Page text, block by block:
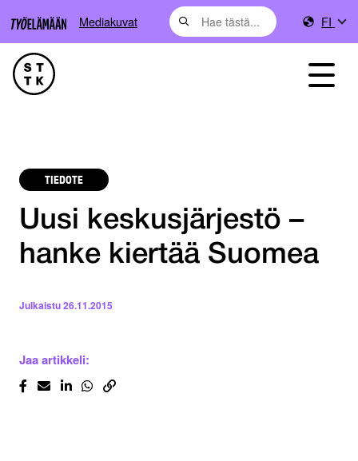
Mediakuvat FI
TIEDOTE
Uusi keskusjärjestö –
hanke kiertää Suomea
Julkaistu26.11.2015
Jaa artikkeli: